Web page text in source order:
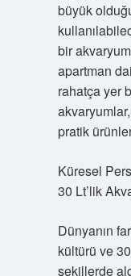
büyük
bir
apartman
rahatça yer
pratik
Küresel
30 Lt’lik
Dünyanın
kültürü ve
şekillerde